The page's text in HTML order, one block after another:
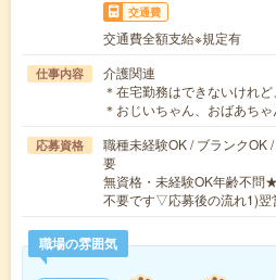
交通費
交通費全額支給※規定有
仕事内容
介護関連
＊在宅勤務はできないけれ
＊おじいちゃん、おばあち
応募資格
職種未経験OK / ブランクOK
要
無資格・未経験OK年齢不
不要です▽応募後の流れ1)
職場の雰囲気